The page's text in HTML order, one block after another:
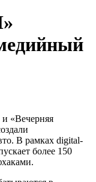
«Вечерняя​
В рамках digital-
более 150